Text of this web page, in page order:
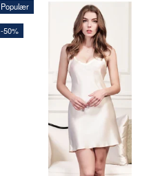
Populær
-50%